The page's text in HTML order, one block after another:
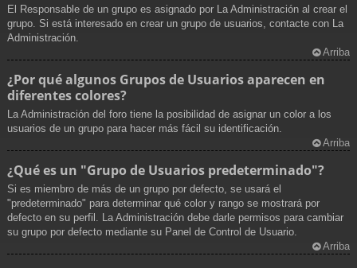
El Responsable de un grupo es asignado por La Administración al crear el
grupo. Si está interesado en crear un grupo de usuarios, contacte con La
Administración.
Arriba
¿Por qué algunos Grupos de Usuarios aparecen en
diferentes colores?
La Administración del foro tiene la posibilidad de asignar un color a los
usuarios de un grupo para hacer más fácil su identificación.
Arriba
¿Qué es un "Grupo de Usuarios predeterminado"?
Si es miembro de más de un grupo por defecto, se usará el
"predeterminado" para determinar qué color y rango se mostrará por
defecto en su perfil. La Administración debe darle permisos para cambiar
su grupo por defecto mediante su Panel de Control de Usuario.
Arriba